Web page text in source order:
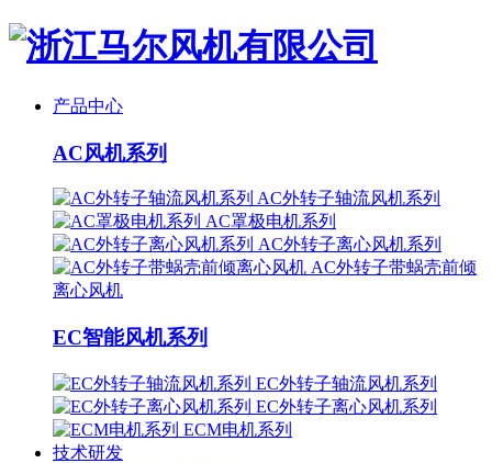
产品中心
AC风机系列
AC外转子轴流风机系列
AC罩极电机系列
AC外转子离心风机系列
AC外转子带蜗壳前倾
离心风机
EC智能风机系列
EC外转子轴流风机系列
EC外转子离心风机系列
ECM电机系列
技术研发